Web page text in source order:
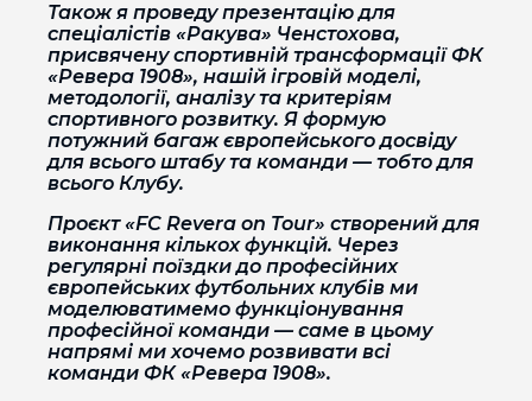
Також я проведу презентацію для
спеціалістів «Ракува» Ченстохова,
присвячену спортивній трансформації ФК
«Ревера 1908», нашій ігровій моделі,
методології, аналізу та критеріям
спортивного розвитку. Я формую
потужний багаж європейського досвіду
для всього штабу та команди — тобто для
всього Клубу.
Проєкт «FC Revera on Tour» створений для
виконання кількох функцій. Через
регулярні поїздки до професійних
європейських футбольних клубів ми
моделюватимемо функціонування
професійної команди — саме в цьому
напрямі ми хочемо розвивати всі
команди ФК «Ревера 1908».